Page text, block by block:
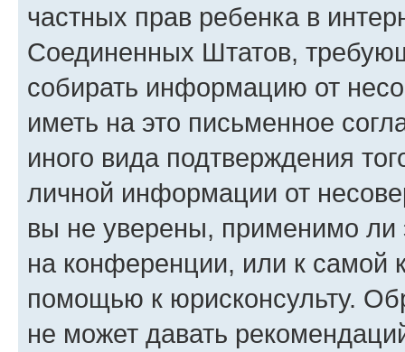
частных прав ребенка в
Соединенных Штатов,
собирать информацию от
иметь на это письменное
иного вида подтверждения
личной информации от
вы не уверены, применимо ли
на конференции, или к самой
помощью к юрисконсульту.
не может давать